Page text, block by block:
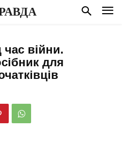
час війни.
для